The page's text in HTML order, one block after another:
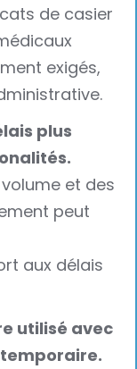
de casier
exigés,
plus
et des
peut
aux délais
utilisé avec